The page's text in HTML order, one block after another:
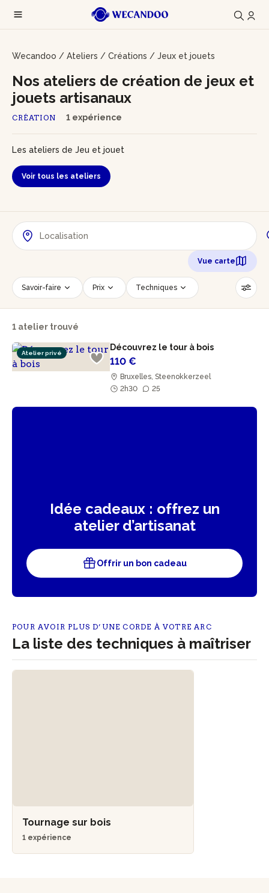
Wecandoo / Ateliers / Créations / Jeux et jouets
CRÉATION 1 expérience
Nos ateliers de création de jeux et
jouets artisanaux
Les ateliers de Jeu et jouet
Voir tous les ateliers
Vue carte
Savoir-faire Prix Techniques
Date Créneau horaire
Nombre de personnes
Accessible PMR Réinitialiser les filtres
1 atelier trouvé
Atelier privé
Découvrez le tour à bois
110 €
Bruxelles, Steenokkerzeel
2h30
25
Idée cadeaux : offrez un
atelier d’artisanat
Offrir un bon cadeau
POUR AVOIR PLUS D’UNE CORDE À VOTRE ARC
La liste des techniques à maîtriser
Tournage sur bois
1 expérience